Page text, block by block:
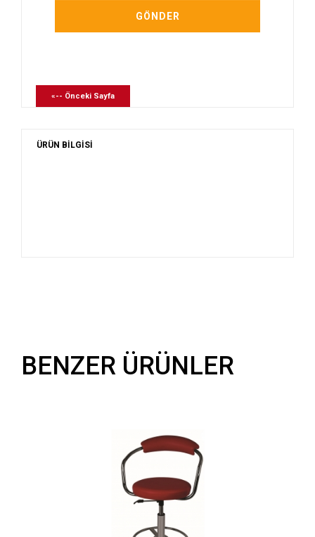
«-- Önceki Sayfa
ÜRÜN BİLGİSİ
BENZER ÜRÜNLER